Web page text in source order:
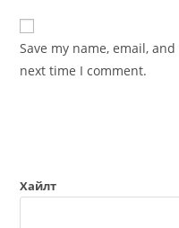
Save my name, email,
next time I comment.
Хайлт